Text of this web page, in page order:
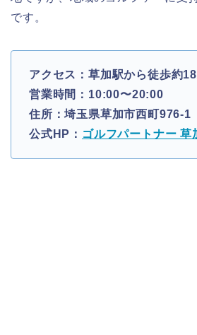
です。
アクセス：草加駅から徒歩約
営業時間：10:00〜20:00
住所：埼玉県草加市西町976-1
公式HP： ゴルフパートナー 草